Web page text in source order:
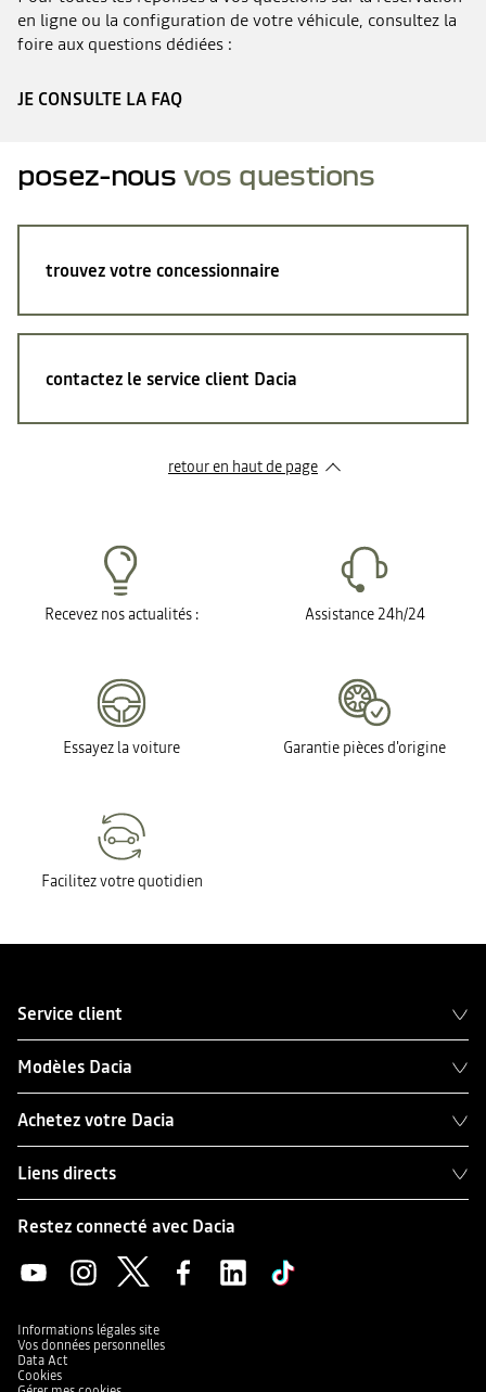
en ligne ou la configuration de votre véhicule, consultez la
foire aux questions dédiées :
JE CONSULTE LA FAQ
posez-nous vos questions
trouvez votre concessionnaire
contactez le service client Dacia
retour en haut de page​
Recevez nos actualités : Assistance 24h/24
Essayez la voiture Garantie pièces d'origine
Facilitez votre quotidien
Service client
Modèles Dacia
Achetez votre Dacia
Liens directs
Restez connecté avec Dacia
Informations légales site
Vos données personnelles
Data Act
Cookies